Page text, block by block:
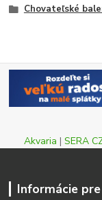
Chovateľské
Akvaria | SERA
Informácie